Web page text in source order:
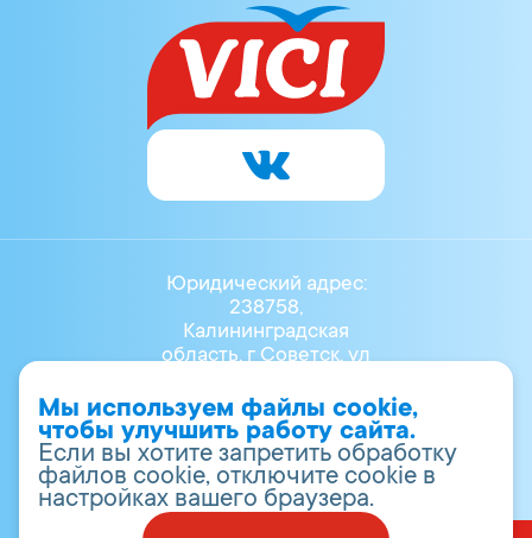
Юридический адрес:
238758,
Калининградская
область, г Советск, ул
8 (40161) 40-700
vr.info@vici.ru
ОГРН 1023902001947
ИНН 3911008930
© Общество с ограниченной ответственностью
Мы используем файлы cookie,
чтобы улучшить работу сайта.
Если вы хотите запретить обработку
файлов cookie, отключите cookie в
настройках вашего браузера.